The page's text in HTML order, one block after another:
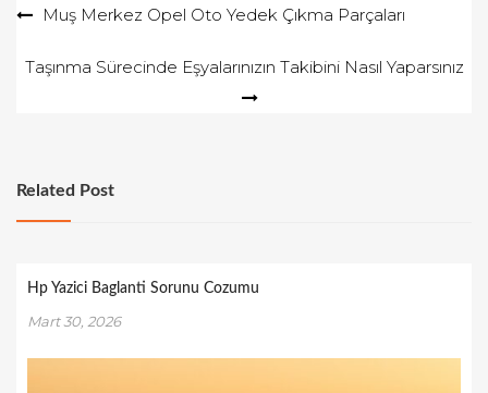
YazıMuş Merkez Opel Oto Yedek Çıkma Parçaları
Taşınma Sürecinde Eşyalarınızın Takibini Nasıl Yaparsınız
Related Post
Hp Yazici Baglanti Sorunu Cozumu
Mart 30, 2026